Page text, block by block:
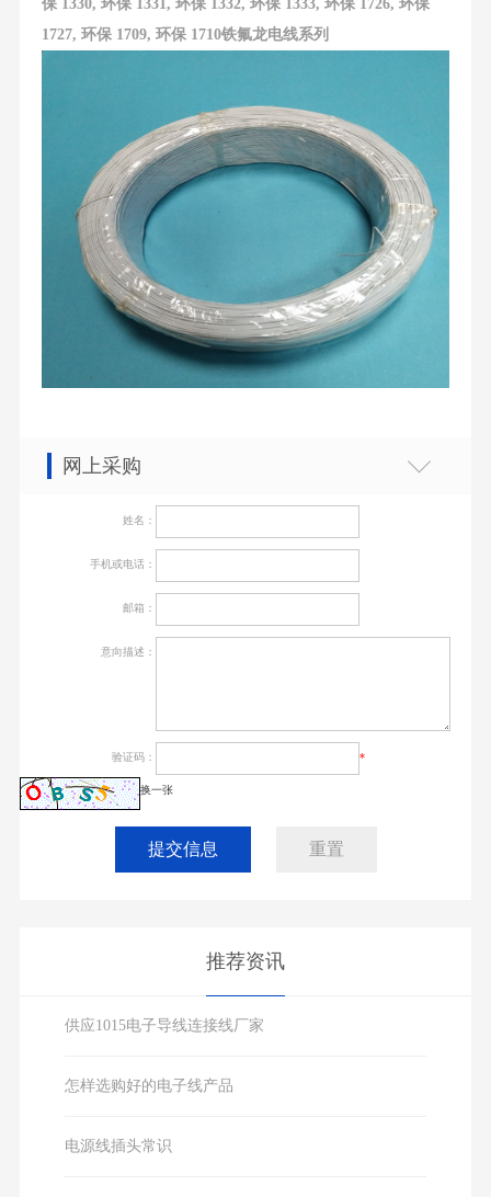
保 1330, 环保 1331, 环保 1332, 环保 1333, 环保 1726, 环保
1727, 环保 1709, 环保 1710铁氟龙电线系列
网上采购
姓名：
手机或电话：
邮箱：
意向描述：
验证码： *
换一张
提交信息 重置
推荐资讯
供应1015电子导线连接线厂家
怎样选购好的电子线产品
电源线插头常识